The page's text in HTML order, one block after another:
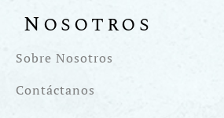
Nosotros
Sobre Nosotros
Contáctanos